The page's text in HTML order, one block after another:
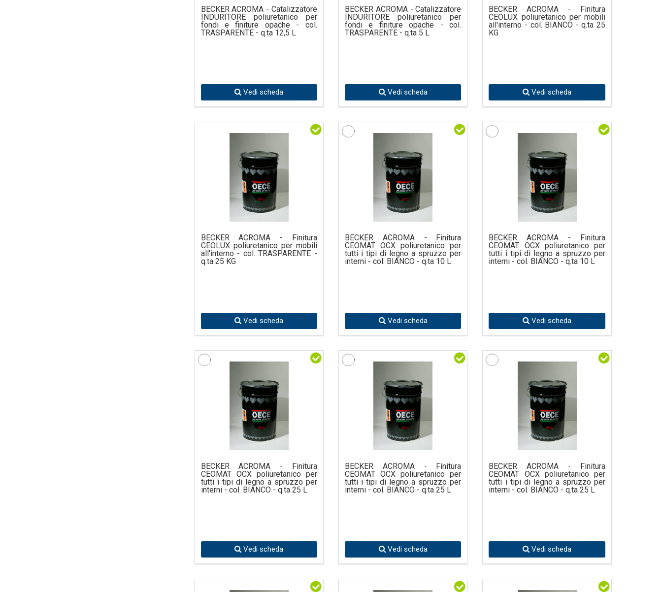
BECKER ACROMA - Catalizzatore
INDURITORE poliuretanico per
fondi e finiture opache - col.
TRASPARENTE - q.ta 12,5 L
Vedi scheda
BECKER ACROMA - Catalizzatore
INDURITORE poliuretanico per
fondi e finiture opache - col.
TRASPARENTE - q.ta 5 L
Vedi scheda
BECKER ACROMA - Finitura
CEOLUX poliuretanico per mobili
all'interno - col. BIANCO - q.ta 25
KG
Vedi scheda
BECKER ACROMA - Finitura
CEOLUX poliuretanico per mobili
all'interno - col. TRASPARENTE -
q.ta 25 KG
Vedi scheda
BECKER ACROMA - Finitura
CEOMAT OCX poliuretanico per
tutti i tipi di legno a spruzzo per
interni - col. BIANCO - q.ta 10 L
Vedi scheda
BECKER ACROMA - Finitura
CEOMAT OCX poliuretanico per
tutti i tipi di legno a spruzzo per
interni - col. BIANCO - q.ta 10 L
Vedi scheda
BECKER ACROMA - Finitura
CEOMAT OCX poliuretanico per
tutti i tipi di legno a spruzzo per
interni - col. BIANCO - q.ta 25 L
Vedi scheda
BECKER ACROMA - Finitura
CEOMAT OCX poliuretanico per
tutti i tipi di legno a spruzzo per
interni - col. BIANCO - q.ta 25 L
Vedi scheda
BECKER ACROMA - Finitura
CEOMAT OCX poliuretanico per
tutti i tipi di legno a spruzzo per
interni - col. BIANCO - q.ta 25 L
Vedi scheda